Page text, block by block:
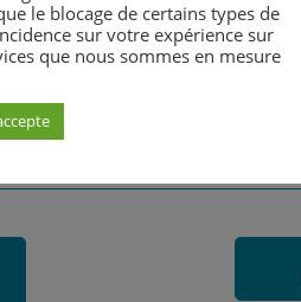
le blocage de certains types de
sur votre expérience sur
que nous sommes en mesure